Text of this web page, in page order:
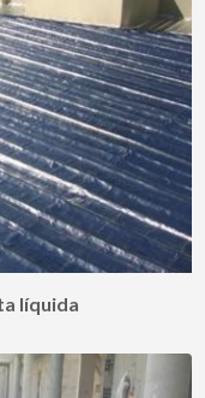
líquida